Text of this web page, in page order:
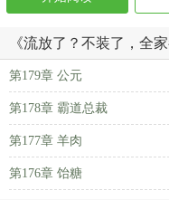
《流放了？不装了，全
第179章 公元
第178章 霸道总裁
第177章 羊肉
第176章 饴糖